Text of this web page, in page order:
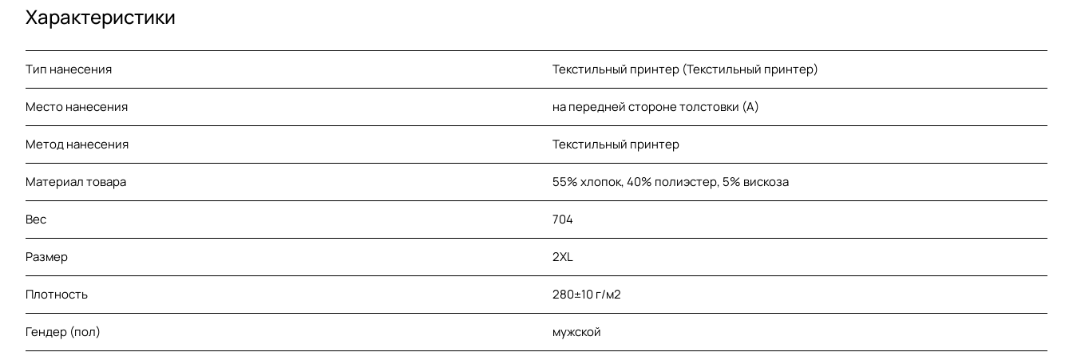
Характеристики
Тип нанесения Текстильный принтер (Текстильный принтер)
Место нанесения на передней стороне толстовки (A)
Метод нанесения Текстильный принтер
Материал товара 55% хлопок, 40% полиэстер, 5% вискоза
Вес 704
Размер 2XL
Плотность 280±10 г/м2
Гендер (пол) мужской